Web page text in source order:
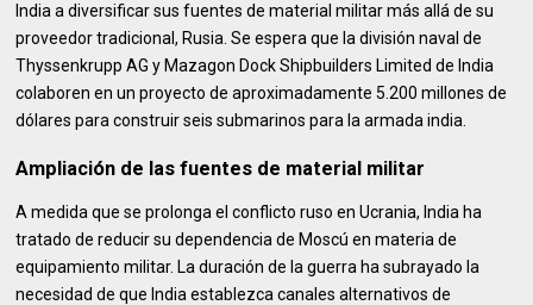
India a diversificar sus fuentes de material militar más allá de su
proveedor tradicional, Rusia. Se espera que la división naval de
Thyssenkrupp AG y Mazagon Dock Shipbuilders Limited de India
colaboren en un proyecto de aproximadamente 5.200 millones de
dólares para construir seis submarinos para la armada india.
Ampliación de las fuentes de material militar
A medida que se prolonga el conflicto ruso en Ucrania, India ha
tratado de reducir su dependencia de Moscú en materia de
equipamiento militar. La duración de la guerra ha subrayado la
necesidad de que India establezca canales alternativos de